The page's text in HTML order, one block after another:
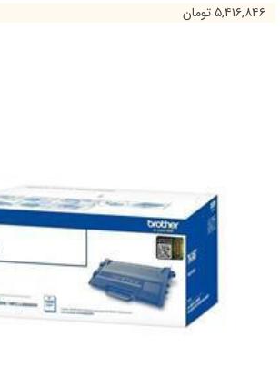
۵,۴۱۶,۸۴۶ تومان